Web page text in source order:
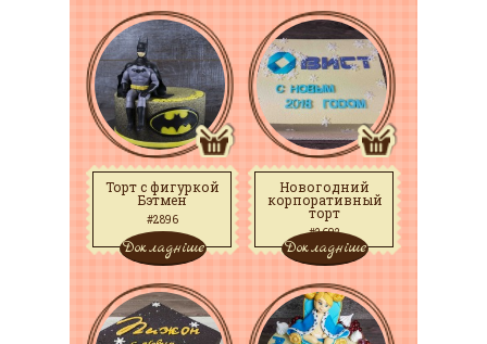
Торт с фигуркой
Бэтмен
#2896
Докладніше
Новогодний
корпоративный
торт
#2692
Докладніше